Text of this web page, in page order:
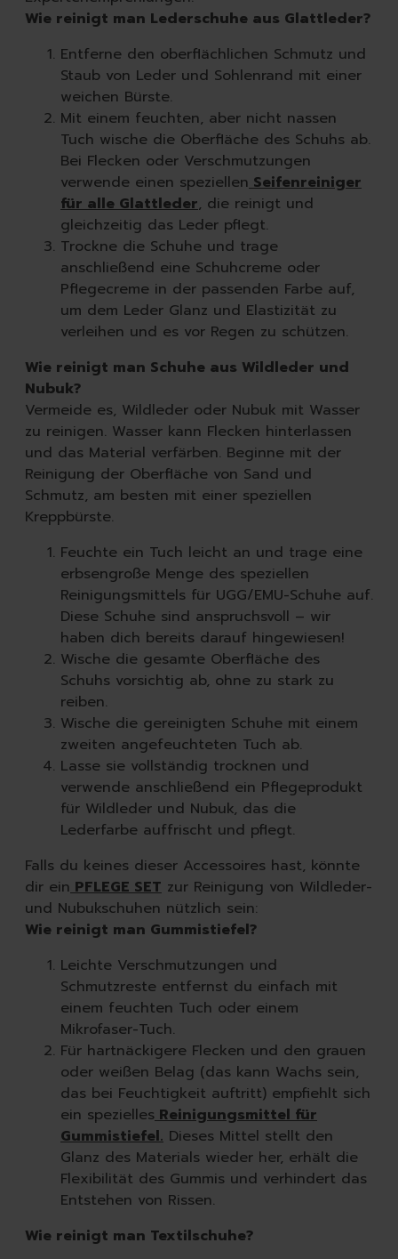
Wie reinigt man Lederschuhe aus Glattleder?
Entferne den oberflächlichen Schmutz und
Staub von Leder und Sohlenrand mit einer
weichen Bürste.
Mit einem feuchten, aber nicht nassen
Tuch wische die Oberfläche des Schuhs ab.
Bei Flecken oder Verschmutzungen
verwende einen speziellen Seifenreiniger
für alle Glattleder, die reinigt und
gleichzeitig das Leder pflegt.
Trockne die Schuhe und trage
anschließend eine Schuhcreme oder
Pflegecreme in der passenden Farbe auf,
um dem Leder Glanz und Elastizität zu
verleihen und es vor Regen zu schützen.
Wie reinigt man Schuhe aus Wildleder und
Nubuk?
Vermeide es, Wildleder oder Nubuk mit Wasser
zu reinigen. Wasser kann Flecken hinterlassen
und das Material verfärben. Beginne mit der
Reinigung der Oberfläche von Sand und
Schmutz, am besten mit einer speziellen
Kreppbürste.
Feuchte ein Tuch leicht an und trage eine
erbsengroße Menge des speziellen
Reinigungsmittels für UGG/EMU-Schuhe auf.
Diese Schuhe sind anspruchsvoll – wir
haben dich bereits darauf hingewiesen!
Wische die gesamte Oberfläche des
Schuhs vorsichtig ab, ohne zu stark zu
reiben.
Wische die gereinigten Schuhe mit einem
zweiten angefeuchteten Tuch ab.
Lasse sie vollständig trocknen und
verwende anschließend ein Pflegeprodukt
für Wildleder und Nubuk, das die
Lederfarbe auffrischt und pflegt.
Falls du keines dieser Accessoires hast, könnte
dir ein PFLEGE SET zur Reinigung von Wildleder-
und Nubukschuhen nützlich sein:
Wie reinigt man Gummistiefel?
Leichte Verschmutzungen und
Schmutzreste entfernst du einfach mit
einem feuchten Tuch oder einem
Mikrofaser-Tuch.
Für hartnäckigere Flecken und den grauen
oder weißen Belag (das kann Wachs sein,
das bei Feuchtigkeit auftritt) empfiehlt sich
ein spezielles Reinigungsmittel für
Gummistiefel. Dieses Mittel stellt den
Glanz des Materials wieder her, erhält die
Flexibilität des Gummis und verhindert das
Entstehen von Rissen.
Wie reinigt man Textilschuhe?